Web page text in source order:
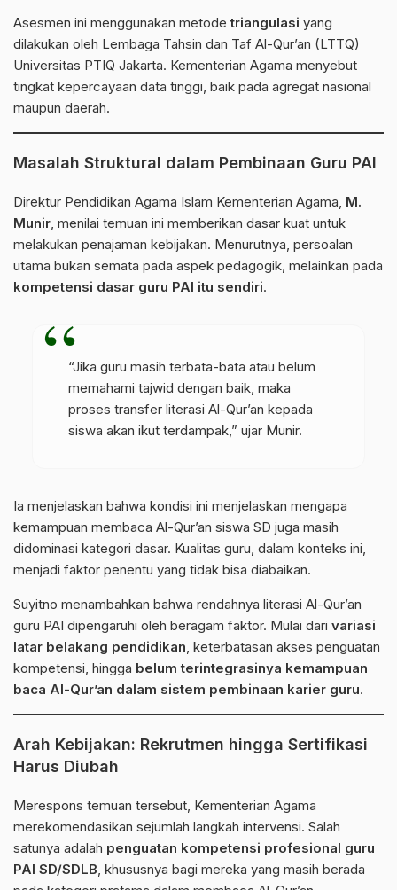
Asesmen ini menggunakan metodetriangulasi yang
dilakukan oleh Lembaga Tahsin dan Taf Al-Qur’an (LTTQ)
Universitas PTIQ Jakarta. Kementerian Agama menyebut
tingkat kepercayaan data tinggi, baik pada agregat nasional
maupun daerah.
Masalah Struktural dalam Pembinaan Guru PAI
Direktur Pendidikan Agama Islam Kementerian Agama, M.
Munir, menilai temuan ini memberikan dasar kuat untuk
melakukan penajaman kebijakan. Menurutnya, persoalan
utama bukan semata pada aspek pedagogik, melainkan pada
kompetensi dasar guru PAI itu sendiri.
“Jika guru masih terbata-bata atau belum
memahami tajwid dengan baik, maka
proses transfer literasi Al-Qur’an kepada
siswa akan ikut terdampak,” ujar Munir.
Ia menjelaskan bahwa kondisi ini menjelaskan mengapa
kemampuan membaca Al-Qur’an siswa SD juga masih
didominasi kategori dasar. Kualitas guru, dalam konteks ini,
menjadi faktor penentu yang tidak bisa diabaikan.
Suyitno menambahkan bahwa rendahnya literasi Al-Qur’an
guru PAI dipengaruhi oleh beragam faktor. Mulai dari variasi
latar belakang pendidikan, keterbatasan akses penguatan
kompetensi, hingga belum terintegrasinya kemampuan
baca Al-Qur’an dalam sistem pembinaan karier guru.
Arah Kebijakan: Rekrutmen hingga Sertifikasi
Harus Diubah
Merespons temuan tersebut, Kementerian Agama
merekomendasikan sejumlah langkah intervensi. Salah
satunya adalah penguatan kompetensi profesional guru
PAI SD/SDLB, khususnya bagi mereka yang masih berada